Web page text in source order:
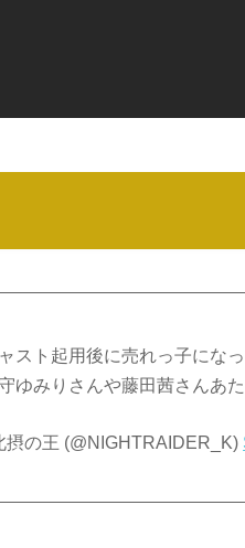
スト起用後に売れっ子にな
ゆみりさんや藤田茜さんあ
の王 (@NIGHTRAIDER_K)